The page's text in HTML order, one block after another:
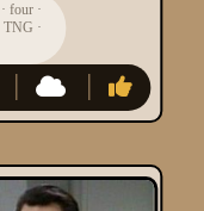
·four ·
TNG ·